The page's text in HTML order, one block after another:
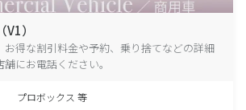
）
お得な割引料金や予約、乗り捨てなどの詳細
にお電話ください。
プロボックス 等